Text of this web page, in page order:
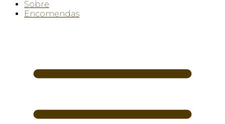
Sobre
Encomendas